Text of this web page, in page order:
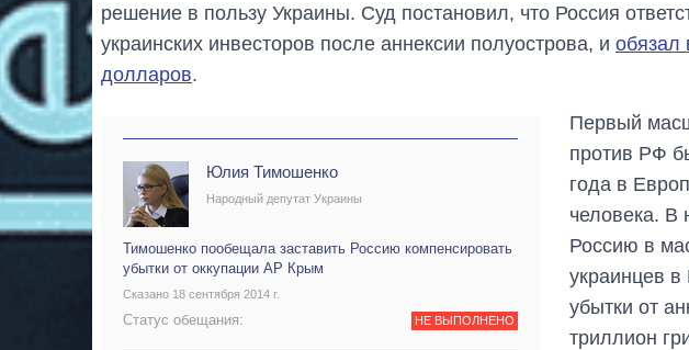
решение в пользу Украины. Суд постановил, что Россия
украинских инвесторов после аннексии полуострова, и обязал
долларов.
Юлия Тимошенко
Народный депутат Украины
Тимошенко пообещала заставить Россию компенсировать
убытки от оккупации АР Крым
Сказано 18 сентября 2014 г.
Статус обещания: НЕ ВЫПОЛНЕНО
Первый
против РФ
года в
человека. В
Россию в
украинцев
убытки от
триллион